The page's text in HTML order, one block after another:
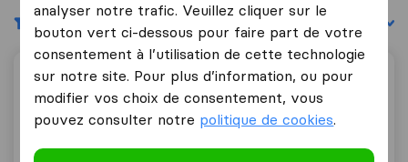
Filtres Trier par :
Oml Transports
analyser notre trafic. Veuillez cliquer sur le
bouton vert ci-dessous pour faire part de votre
consentement à l’utilisation de cette technologie
sur notre site. Pour plus d’information, ou pour
modifier vos choix de consentement, vous
pouvez consulter notre politique de cookies.